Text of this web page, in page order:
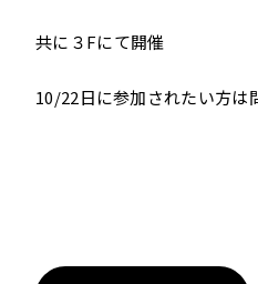
共に３Fにて開催
10/22日に参加されたい方は